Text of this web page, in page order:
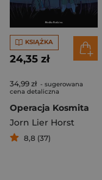
KSIĄŻKA
24,35 zł
34,99 zł - sugerowana
cena detaliczna
Operacja Kosmita
Jorn Lier Horst
8,8 (37)